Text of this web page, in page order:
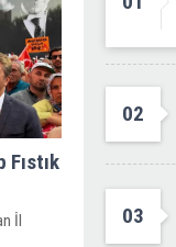
Fıstık
İl
02
03